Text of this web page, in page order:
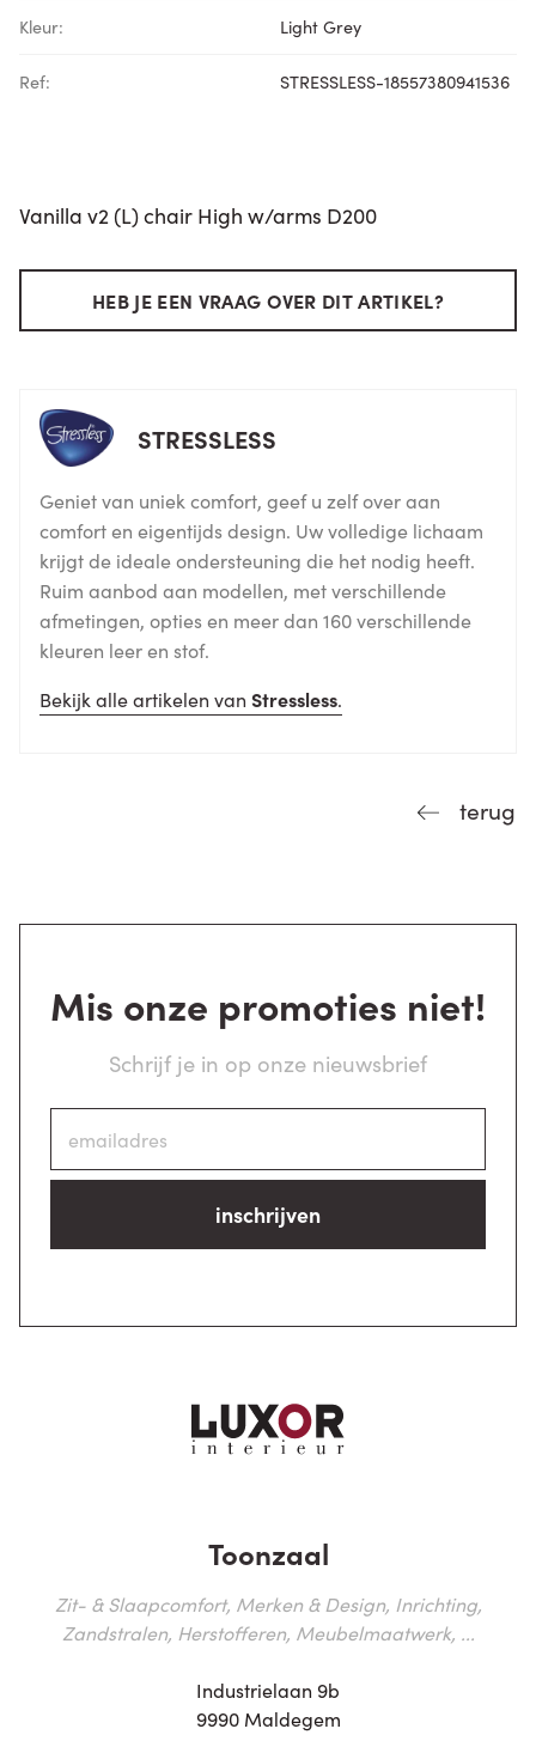
Kleur: Light Grey
Ref: STRESSLESS-18557380941536
Vanilla v2 (L) chair High w/arms D200
HEB JE EEN VRAAG OVER DIT ARTIKEL?
STRESSLESS
Geniet van uniek comfort, geef u zelf over aan
comfort en eigentijds design. Uw volledige lichaam
krijgt de ideale ondersteuning die het nodig heeft.
Ruim aanbod aan modellen, met verschillende
afmetingen, opties en meer dan 160 verschillende
kleuren leer en stof.
Bekijk alle artikelen van Stressless.
terug
Mis onze promoties niet!
Schrijf je in op onze nieuwsbrief
inschrijven
Toonzaal
Zit- & Slaapcomfort, Merken & Design, Inrichting,
Zandstralen, Herstofferen, Meubelmaatwerk, ...
Industrielaan 9b
9990 Maldegem